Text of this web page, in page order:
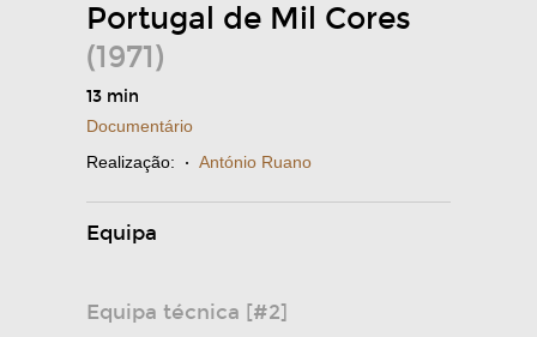
Portugal de Mil Cores
(1971)
13 min
Documentário
Realização: · António Ruano
Equipa
Equipa técnica [#2]